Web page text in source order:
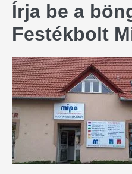
Írja be a
Festékbolt